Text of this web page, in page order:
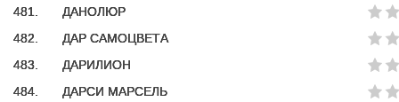
481.
ДАНОЛЮР
482.
ДАР САМОЦВЕТА
483.
ДАРИЛИОН
484.
ДАРСИ МАРСЕЛЬ